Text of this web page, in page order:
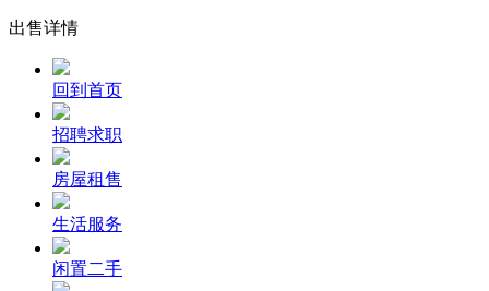
出售详情
回到首页
招聘求职
房屋租售
生活服务
闲置二手